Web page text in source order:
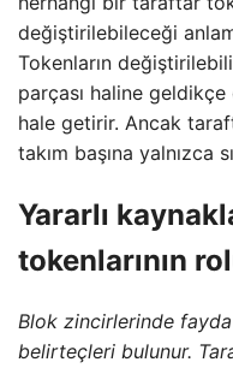
değiştirilebileceği
Tokenların
parçası haline geldikçe
hale getirir. Ancak
takım başına yalnızca
Yararlı
tokenlarının
Blok zincirlerinde
belirteçleri bulunur.